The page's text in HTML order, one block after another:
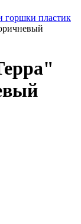
горшки пластик